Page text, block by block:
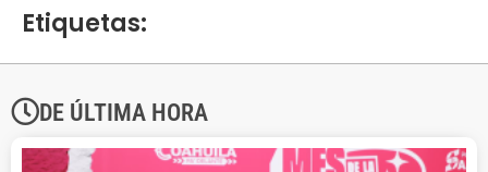
Etiquetas:
DE ÚLTIMA HORA